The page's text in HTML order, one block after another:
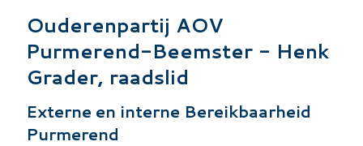
Ouderenpartij AOV
Purmerend-Beemster - Henk
Grader, raadslid
Externe en interne Bereikbaarheid
Purmerend